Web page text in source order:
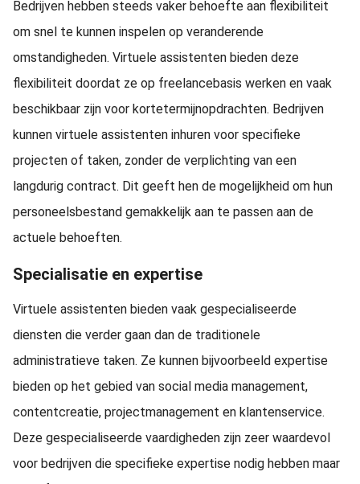
Bedrijven hebben steeds vaker behoefte aan flexibiliteit
om snel te kunnen inspelen op veranderende
omstandigheden. Virtuele assistenten bieden deze
flexibiliteit doordat ze op freelancebasis werken en vaak
beschikbaar zijn voor kortetermijnopdrachten. Bedrijven
kunnen virtuele assistenten inhuren voor specifieke
projecten of taken, zonder de verplichting van een
langdurig contract. Dit geeft hen de mogelijkheid om hun
personeelsbestand gemakkelijk aan te passen aan de
actuele behoeften.
Specialisatie en expertise
Virtuele assistenten bieden vaak gespecialiseerde
diensten die verder gaan dan de traditionele
administratieve taken. Ze kunnen bijvoorbeeld expertise
bieden op het gebied van social media management,
contentcreatie, projectmanagement en klantenservice.
Deze gespecialiseerde vaardigheden zijn zeer waardevol
voor bedrijven die specifieke expertise nodig hebben maar